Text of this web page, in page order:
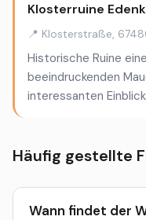
Klosterruine
📍 Klosterstraße,
Historische Ruine
beeindruckenden
interessanten
Häufig gestellte
Wann findet der